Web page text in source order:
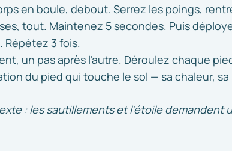
en boule, debout. Serrez les poings,
tout. Maintenez 5 secondes. Puis
3 fois.
un pas après l’autre. Déroulez chaque
du pied qui touche le sol — sa chaleur,
: les sautillements et l’étoile demandent